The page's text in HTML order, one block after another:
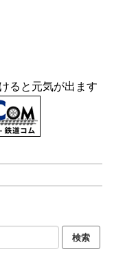
ると元気が出ます